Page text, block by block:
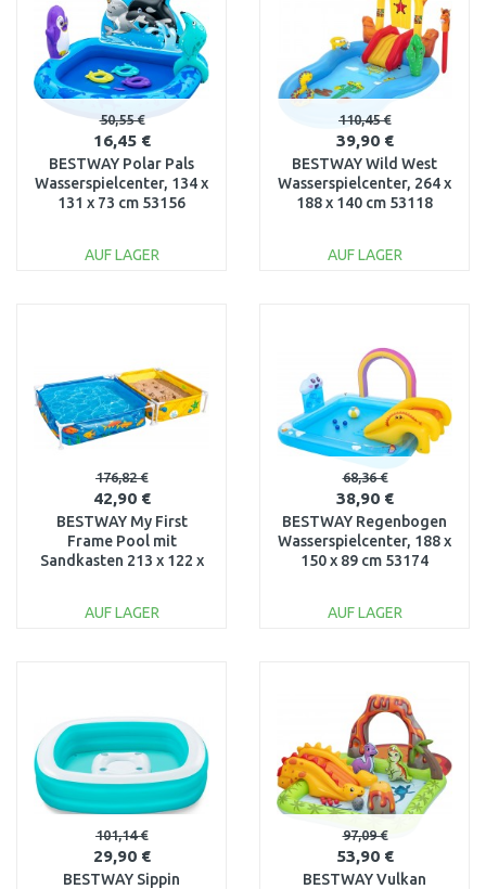
50,55 €
16,45 €
BESTWAY Polar Pals
Wasserspielcenter, 134 x
131 x 73 cm 53156
AUF LAGER
110,45 €
39,90 €
BESTWAY Wild West
Wasserspielcenter, 264 x
188 x 140 cm 53118
AUF LAGER
Vergleichen
176,82 €
42,90 €
BESTWAY My First
Frame Pool mit
Sandkasten 213 x 122 x
AUF LAGER
68,36 €
38,90 €
BESTWAY Regenbogen
Wasserspielcenter, 188 x
150 x 89 cm 53174
AUF LAGER
Vergleichen
101,14 €
29,90 €
BESTWAY Sippin
97,09 €
53,90 €
BESTWAY Vulkan